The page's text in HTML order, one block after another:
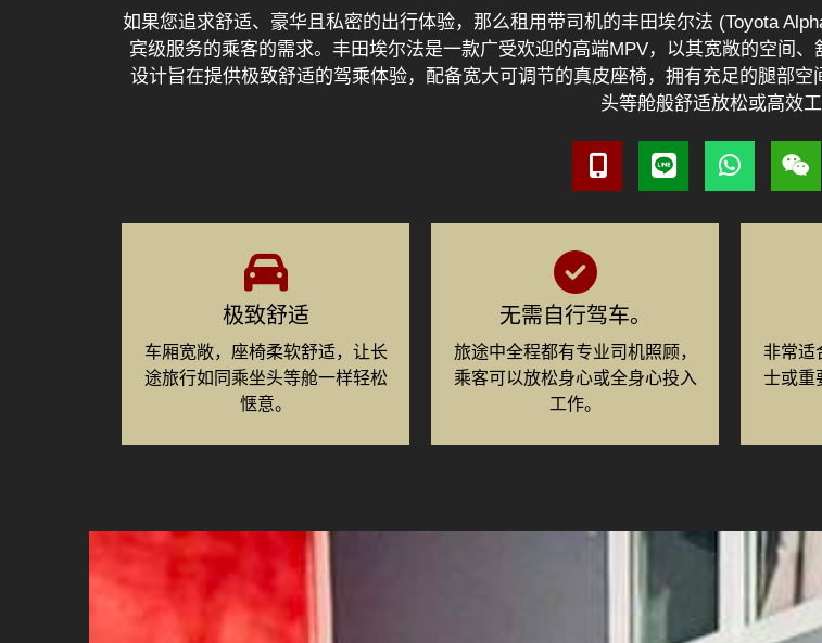
如果您追求舒适、豪华且私密的出行体验，那么租用带司机的丰田埃尔法 (Toyota
宾级服务的乘客的需求。丰田埃尔法是一款广受欢迎的高端MPV，以其宽敞的空间
设计旨在提供极致舒适的驾乘体验，配备宽大可调节的真皮座椅，拥有充足的腿部
头等舱般舒适放松或高效工
极致舒适
车厢宽敞，座椅柔软舒适，让长
途旅行如同乘坐头等舱一样轻松
惬意。
无需自行驾车。
旅途中全程都有专业司机照顾，
乘客可以放松身心或全身心投入
工作。
非常适
士或重